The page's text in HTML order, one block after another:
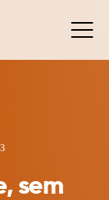
sem